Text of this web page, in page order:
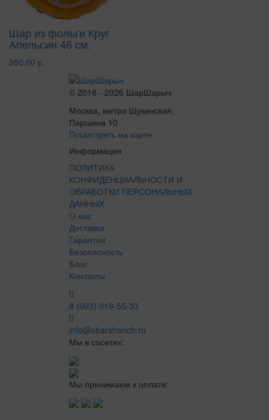
Шар из фольги Круг
Апельсин 46 см.
350.00 р.
© 2016 - 2026 ШарШарыч
Москва, метро Щукинская,
Паршина 10
Посмотреть на карте
Информация
ПОЛИТИКА
КОНФИДЕНЦИАЛЬНОСТИ И
ОБРАБОТКИ ПЕРСОНАЛЬНЫХ
ДАННЫХ
О нас
Доставка
Гарантии
Безопасность
Блог
Контакты
8 (903) 018-55-33
info@sharsharich.ru
Мы в сосетях:
Мы принимаем к оплате: